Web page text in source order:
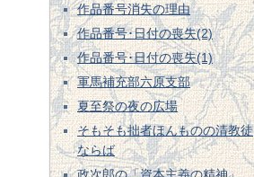
作品番号消失の理由
作品番号･日付の喪失(2)
作品番号･日付の喪失(1)
軍馬補充部六原支部
夏至祭の夜の広場
そもそも拙者ほんものの清教徒
ならば
政次郎の「資本主義の精神」